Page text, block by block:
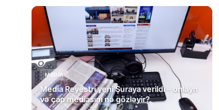
MEDİA
Media Reyestri yeni Şuraya verildi – onlayn
və çap mediasını nə gözləyir?